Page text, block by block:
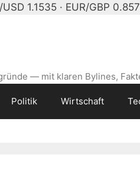
USD 1.1535 · EUR/GBP
— mit klaren Bylines,
Politik Wirtschaft